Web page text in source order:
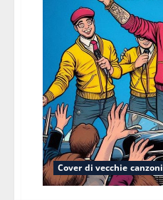
Cover di vecchie canzoni